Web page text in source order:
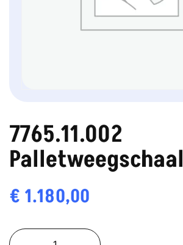
7765.11.002
Palletweegschaal
€ 1.180,00
7765.11.002